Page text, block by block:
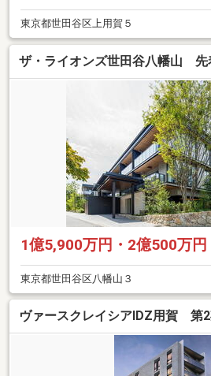
東京都世田谷区上用賀５
ザ・ライオンズ世田谷八幡山 先
1億5,900万円・2億500万円
東京都世田谷区八幡山３
ヴァースクレイシアIDZ用賀 第